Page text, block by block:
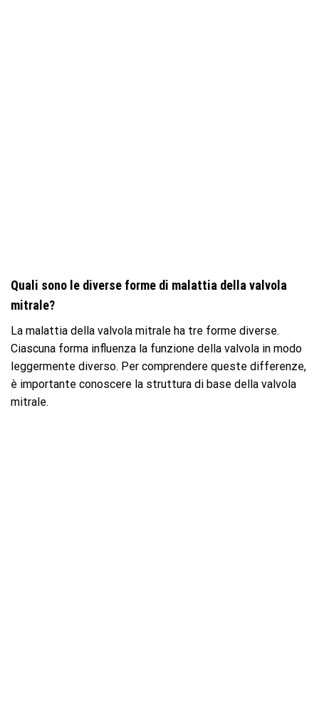
Quali sono le diverse forme di malattia della valvola
mitrale?
La malattia della valvola mitrale ha tre forme diverse.
Ciascuna forma influenza la funzione della valvola in modo
leggermente diverso. Per comprendere queste differenze,
è importante conoscere la struttura di base della valvola
mitrale.